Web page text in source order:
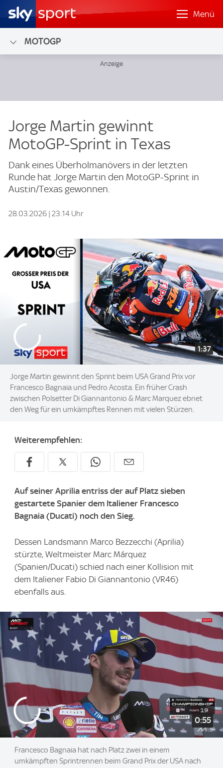
Menü
MOTOGP
Jorge Martin gewinnt
MotoGP-Sprint in Texas
Dank eines Überholmanövers in der letzten
Runde hat Jorge Martin den MotoGP-Sprint in
Austin/Texas gewonnen.
28.03.2026 | 23:14 Uhr
1:37
Jorge Martin gewinnt den Sprint beim USA Grand Prix vor
Francesco Bagnaia und Pedro Acosta. Ein früher Crash
zwischen Polsetter Di Giannantonio & Marc Marquez ebnet
den Weg für ein umkämpftes Rennen mit vielen Stürzen.
Weiterempfehlen:
Auf seiner Aprilia entriss der auf Platz sieben
gestartete Spanier dem Italiener Francesco
Bagnaia (Ducati) noch den Sieg.
Dessen Landsmann Marco Bezzecchi (Aprilia)
stürzte, Weltmeister Marc Márquez
(Spanien/Ducati) schied nach einer Kollision mit
dem Italiener Fabio Di Giannantonio (VR46)
ebenfalls aus.
0:55
Francesco Bagnaia hat nach Platz zwei in einem
umkämpften Sprintrennen beim Grand Prix der USA nach